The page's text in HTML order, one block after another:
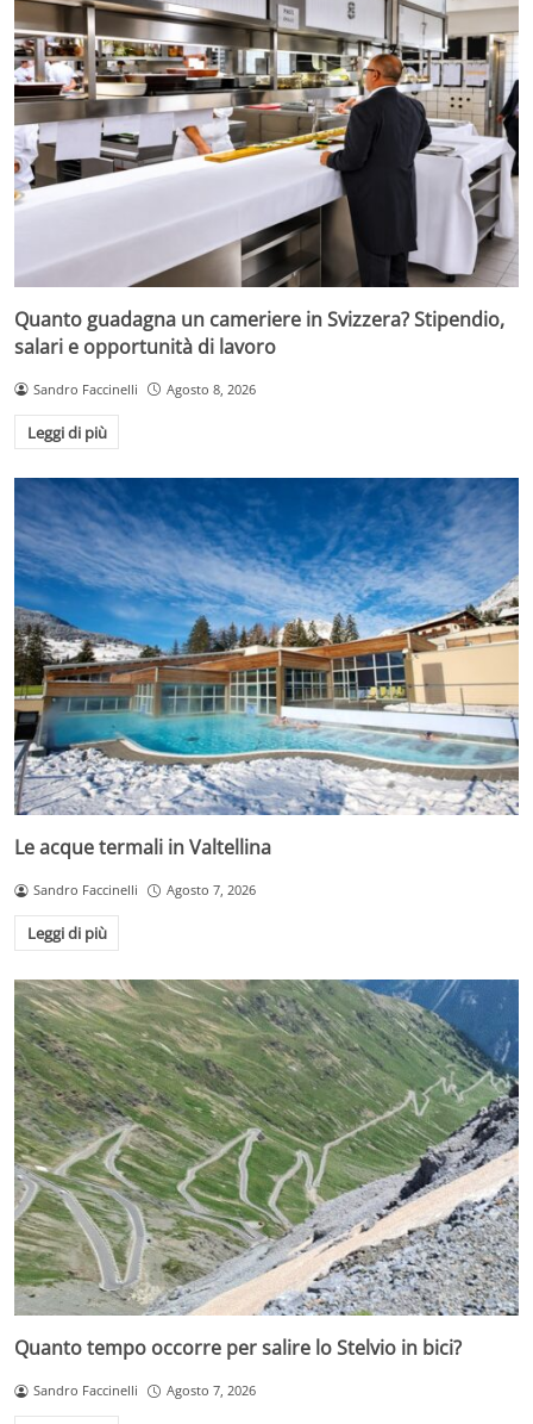
Quanto guadagna un cameriere in Svizzera? Stipendio,
salari e opportunità di lavoro
Sandro Faccinelli Agosto 8, 2026
Leggi di più
Le acque termali in Valtellina
Sandro Faccinelli Agosto 7, 2026
Leggi di più
Quanto tempo occorre per salire lo Stelvio in bici?
Sandro Faccinelli Agosto 7, 2026